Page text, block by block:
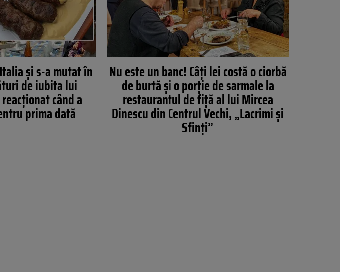
și s-a mutat în
de iubita lui
când a
prima dată
Nu este un banc! Câți lei costă o ciorbă
de burtă și o porție de sarmale la
restaurantul de fiță al lui Mircea
Dinescu din Centrul Vechi, „Lacrimi și
Sfinți”